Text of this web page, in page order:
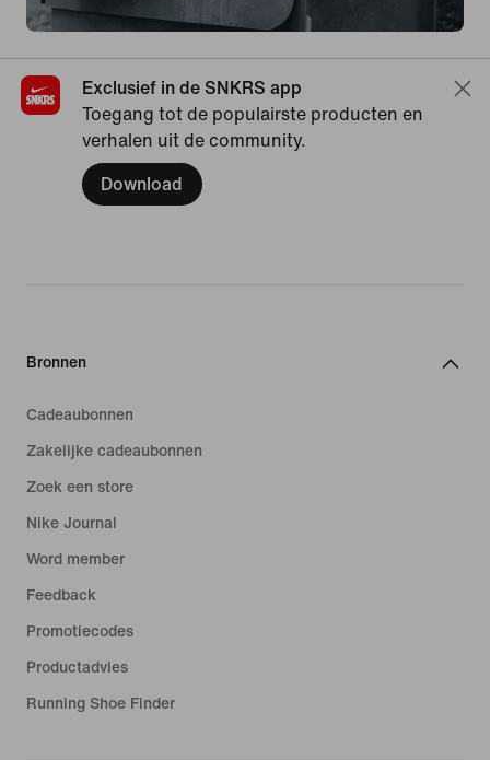
Exclusief in de SNKRS app
Toegang tot de populairste producten en
verhalen uit de community.
Download
Bronnen
Cadeaubonnen
Zakelijke cadeaubonnen
Zoek een store
Nike Journal
Word member
Feedback
Promotiecodes
Productadvies
Running Shoe Finder